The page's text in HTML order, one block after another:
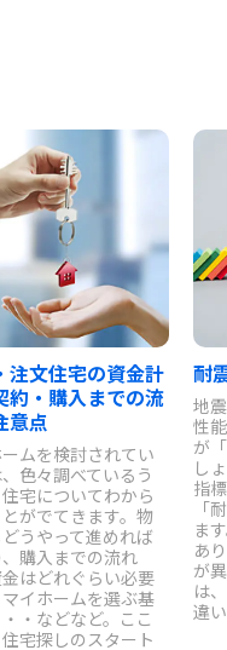
注文住宅の資金計
約・購入までの流
意点
ムを検討されてい
色々調べているう
宅についてわから
がでてきます。物
うやって進めれば
、購入までの流れ
金はどれぐらい必要
イホームを選ぶ基
・などなど。ここ
宅探しのスタート
耐
地
性
が
し
指
「
ま
あ
が
は
違